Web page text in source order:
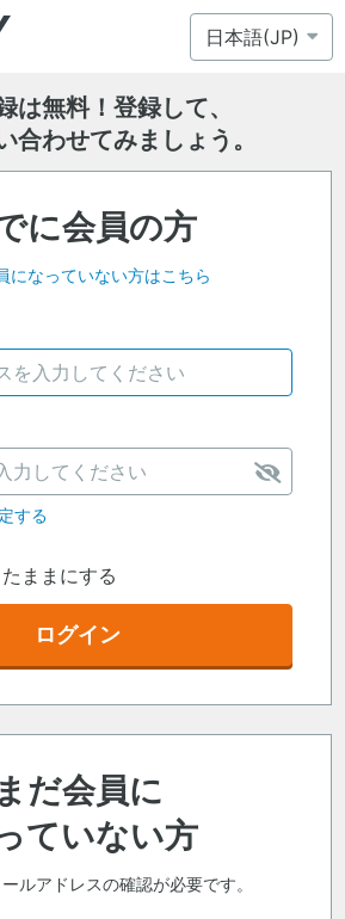
は無料！登録して、
合わせてみましょう。
に会員の方
になっていない方はこちら
する
ままにする
ログイン
まだ会員に
ていない方
ルアドレスの確認が必要です。